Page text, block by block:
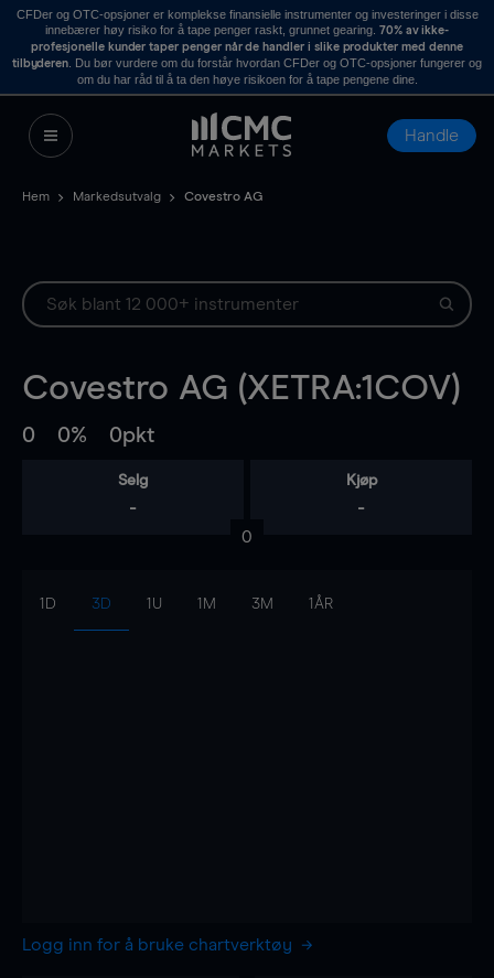
CFDer og OTC-opsjoner er komplekse finansielle instrumenter og investeringer i disse
innebærer høy risiko for å tape penger raskt, grunnet gearing. 70% av ikke-
profesjonelle kunder taper penger når de handler i slike produkter med denne
tilbyderen . Du bør vurdere om du forstår hvordan CFDer og OTC-opsjoner fungerer og
om du har råd til å ta den høye risikoen for å tape pengene dine.
Handle
Hem Markedsutvalg Covestro AG
Covestro AG (XETRA:1COV)
0 0% 0pkt
Selg
-
Kjøp
-
0
1D 3D 1U 1M 3M 1ÅR
Logg inn for å bruke chartverktøy